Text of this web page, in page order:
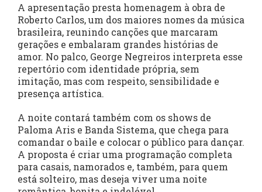
A apresentação presta homenagem à obra de
Roberto Carlos, um dos maiores nomes da música
brasileira, reunindo canções que marcaram
gerações e embalaram grandes histórias de
amor. No palco, George Negreiros interpreta esse
repertório com identidade própria, sem
imitação, mas com respeito, sensibilidade e
presença artística.
A noite contará também com os shows de
Paloma Aris e Banda Sistema, que chega para
comandar o baile e colocar o público para dançar.
A proposta é criar uma programação completa
para casais, namorados e, também, para quem
está solteiro, mas deseja viver uma noite